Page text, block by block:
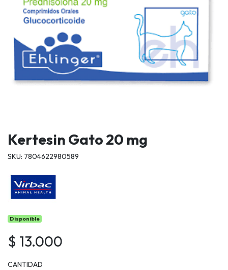
Kertesin Gato 20 mg
SKU: 7804622980589
Disponible
$ 13.000
CANTIDAD